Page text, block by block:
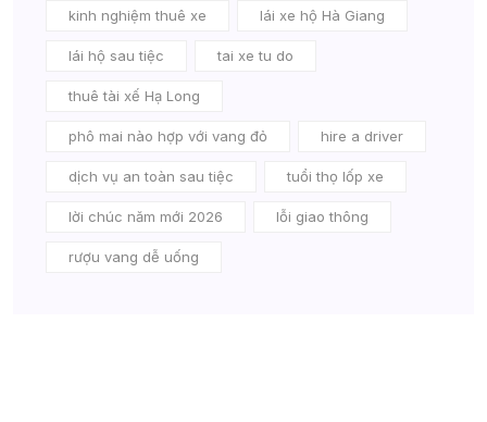
kinh nghiệm thuê xe lái xe hộ Hà Giang
lái hộ sau tiệc tai xe tu do
thuê tài xế Hạ Long
phô mai nào hợp với vang đỏ hire a driver
dịch vụ an toàn sau tiệc tuổi thọ lốp xe
lời chúc năm mới 2026 lỗi giao thông
rượu vang dễ uống